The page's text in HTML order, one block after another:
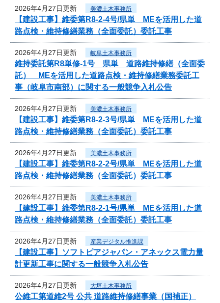
2026年4月27日更新 美濃土木事務所
【建設工事】維委第R8-2-4号/県単 MEを活用した道
路点検・維持修繕業務（全面委託）委託工事
2026年4月27日更新 岐阜土木事務所
維持委託第R8単修-1号 県単 道路維持修繕（全面委
託） MEを活用した道路点検・維持修繕業務委託工
事（岐阜市南部）に関する一般競争入札公告
2026年4月27日更新 美濃土木事務所
【建設工事】維委第R8-2-3号/県単 MEを活用した道
路点検・維持修繕業務（全面委託）委託工事
2026年4月27日更新 美濃土木事務所
【建設工事】維委第R8-2-2号/県単 MEを活用した道
路点検・維持修繕業務（全面委託）委託工事
2026年4月27日更新 美濃土木事務所
【建設工事】維委第R8-2-1号/県単 MEを活用した道
路点検・維持修繕業務（全面委託）委託工事
2026年4月27日更新 産業デジタル推進課
【建設工事】ソフトピアジャパン・アネックス電力量
計更新工事に関する一般競争入札公告
2026年4月27日更新 大垣土木事務所
公維工第道維2号 公共 道路維持修繕事業（国補正）